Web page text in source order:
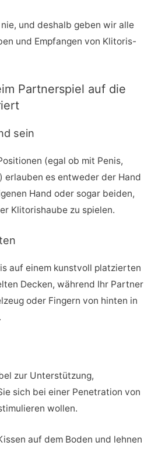
und deshalb geben wir alle
und Empfangen von Klitoris-
Partnerspiel auf die
sein
(egal ob mit Penis,
erlauben es entweder der Hand
Hand oder sogar beiden,
Klitorishaube zu spielen.
auf einem kunstvoll platzierten
Decken, während Ihr Partner
oder Fingern von hinten in
zur Unterstützung,
sich bei einer Penetration von
wollen.
auf dem Boden und lehnen